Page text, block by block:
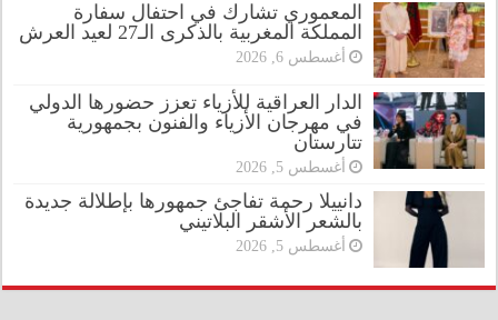
المعموري تشارك في احتفال سفارة
المملكة المغربية بالذكرى الـ27 لعيد العرش
أغسطس 6, 2026
الدار العراقية للأزياء تعزز حضورها الدولي
في مهرجان الأزياء والفنون بجمهورية
تتارستان
أغسطس 5, 2026
دانييلا رحمة تفاجئ جمهورها بإطلالة جديدة
بالشعر الأشقر البلاتيني
أغسطس 5, 2026